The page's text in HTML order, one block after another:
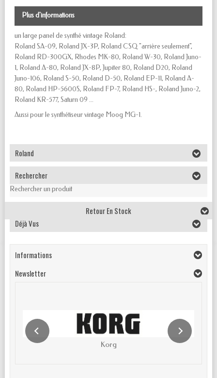
Plus d'informations
un large panel de synthé vintage Roland:
Roland SA-09, Roland JX-3P, Roland CSQ "arrière seulement",
Roland RD-300GX, Rhodes MK-80, Roland W-30, Roland Juno-
1, Roland A-80, Roland JX-8P, Jupiter 80, Roland D20, Roland
Juno-106, Roland S-50, Roland D-50, Roland EP-11, Roland A-
80, Roland HP-5600S, Roland FP-7, Roland HS-, Roland Juno-2,
Roland KR-577, Saturn 09 ...
Aussi pour le synthétiseur vintage Moog MG-1.
Roland
Rechercher
Rechercher un produit
Retour En Stock
Déjà Vus
Informations
Newsletter
Korg